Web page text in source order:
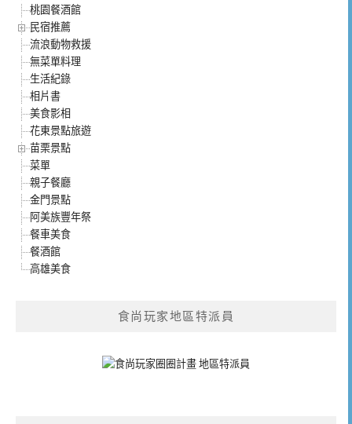
桃園餐酒館
民宿推薦
流浪動物救援
無菜單料理
生活紀錄
相片書
美食影相
花東景點旅遊
苗栗景點
菜單
親子餐廳
金門景點
阿美族豐年祭
餐車美食
餐酒館
高雄美食
食尚玩家地區特派員